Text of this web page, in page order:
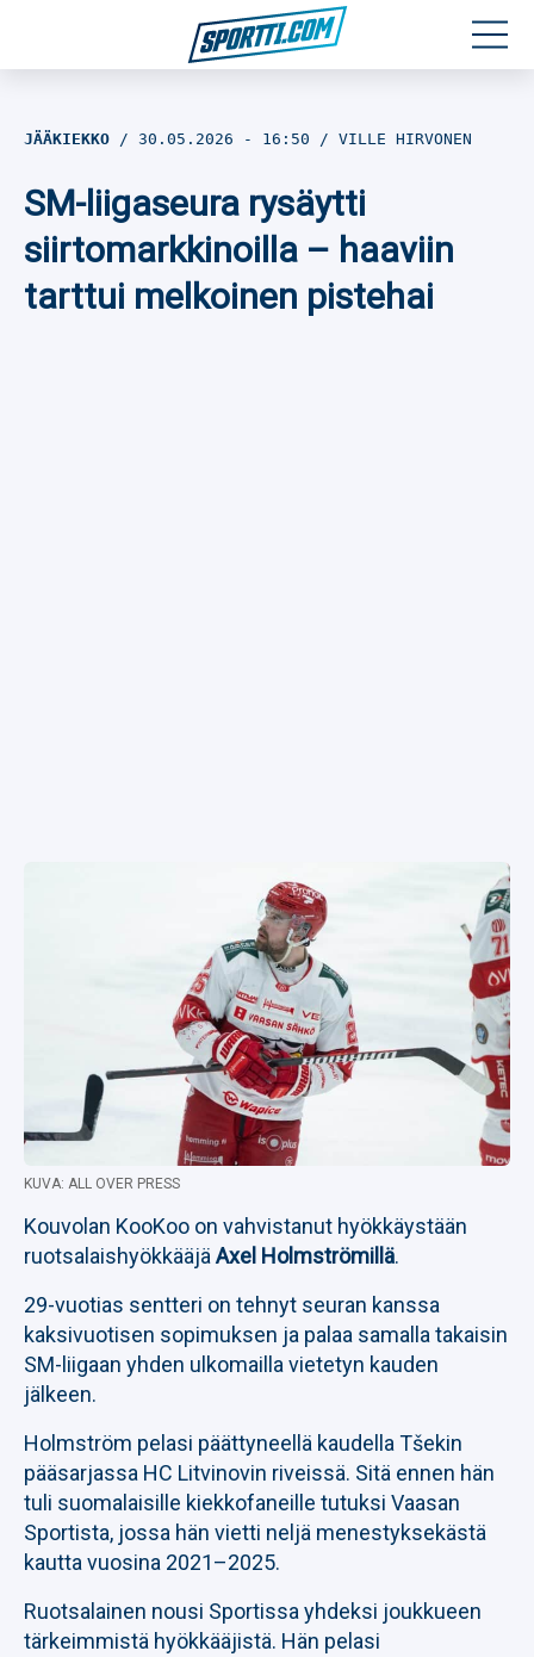
Jalkapallo
Yleisurheilu
JÄÄKIEKKO 30.05.2026 - 16:50 VILLE HIRVONEN
SM-liigaseura rysäytti
siirtomarkkinoilla – haaviin
tarttui melkoinen pistehai
KUVA: ALL OVER PRESS
Kouvolan KooKoo on vahvistanut hyökkäystään
ruotsalaishyökkääjä Axel Holmströmillä.
29-vuotias sentteri on tehnyt seuran kanssa
kaksivuotisen sopimuksen ja palaa samalla takaisin
SM-liigaan yhden ulkomailla vietetyn kauden
jälkeen.
Holmström pelasi päättyneellä kaudella Tšekin
pääsarjassa HC Litvinovin riveissä. Sitä ennen hän
tuli suomalaisille kiekkofaneille tutuksi Vaasan
Sportista, jossa hän vietti neljä menestyksekästä
kautta vuosina 2021–2025.
Ruotsalainen nousi Sportissa yhdeksi joukkueen
tärkeimmistä hyökkääjistä. Hän pelasi